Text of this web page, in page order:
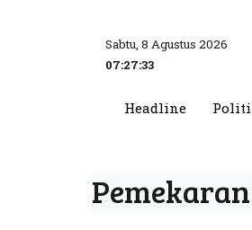
Sabtu, 8 Agustus 2026
07:27:33
Headline